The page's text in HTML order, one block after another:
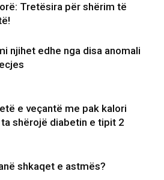
Tretësira për shërim të
njihet edhe nga disa anomali
e veçantë me pak kalori
shërojë diabetin e tipit 2
shkaqet e astmës?